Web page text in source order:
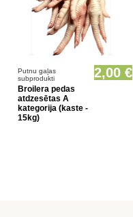
Prece pieejama opcionāli
Putnu gaļas
subprodukti
Broilera pedas
atdzesētas A
kategorija (kaste -
15kg)
2,00 €